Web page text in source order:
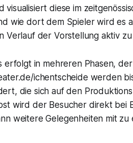
visualisiert diese im
wie dort dem Spieler wird es
Verlauf der Vorstellung aktiv
erfolgt in mehreren Phasen,
ichentscheide werden
die sich auf den
wird der Besucher direkt bei
weitere Gelegenheiten mit